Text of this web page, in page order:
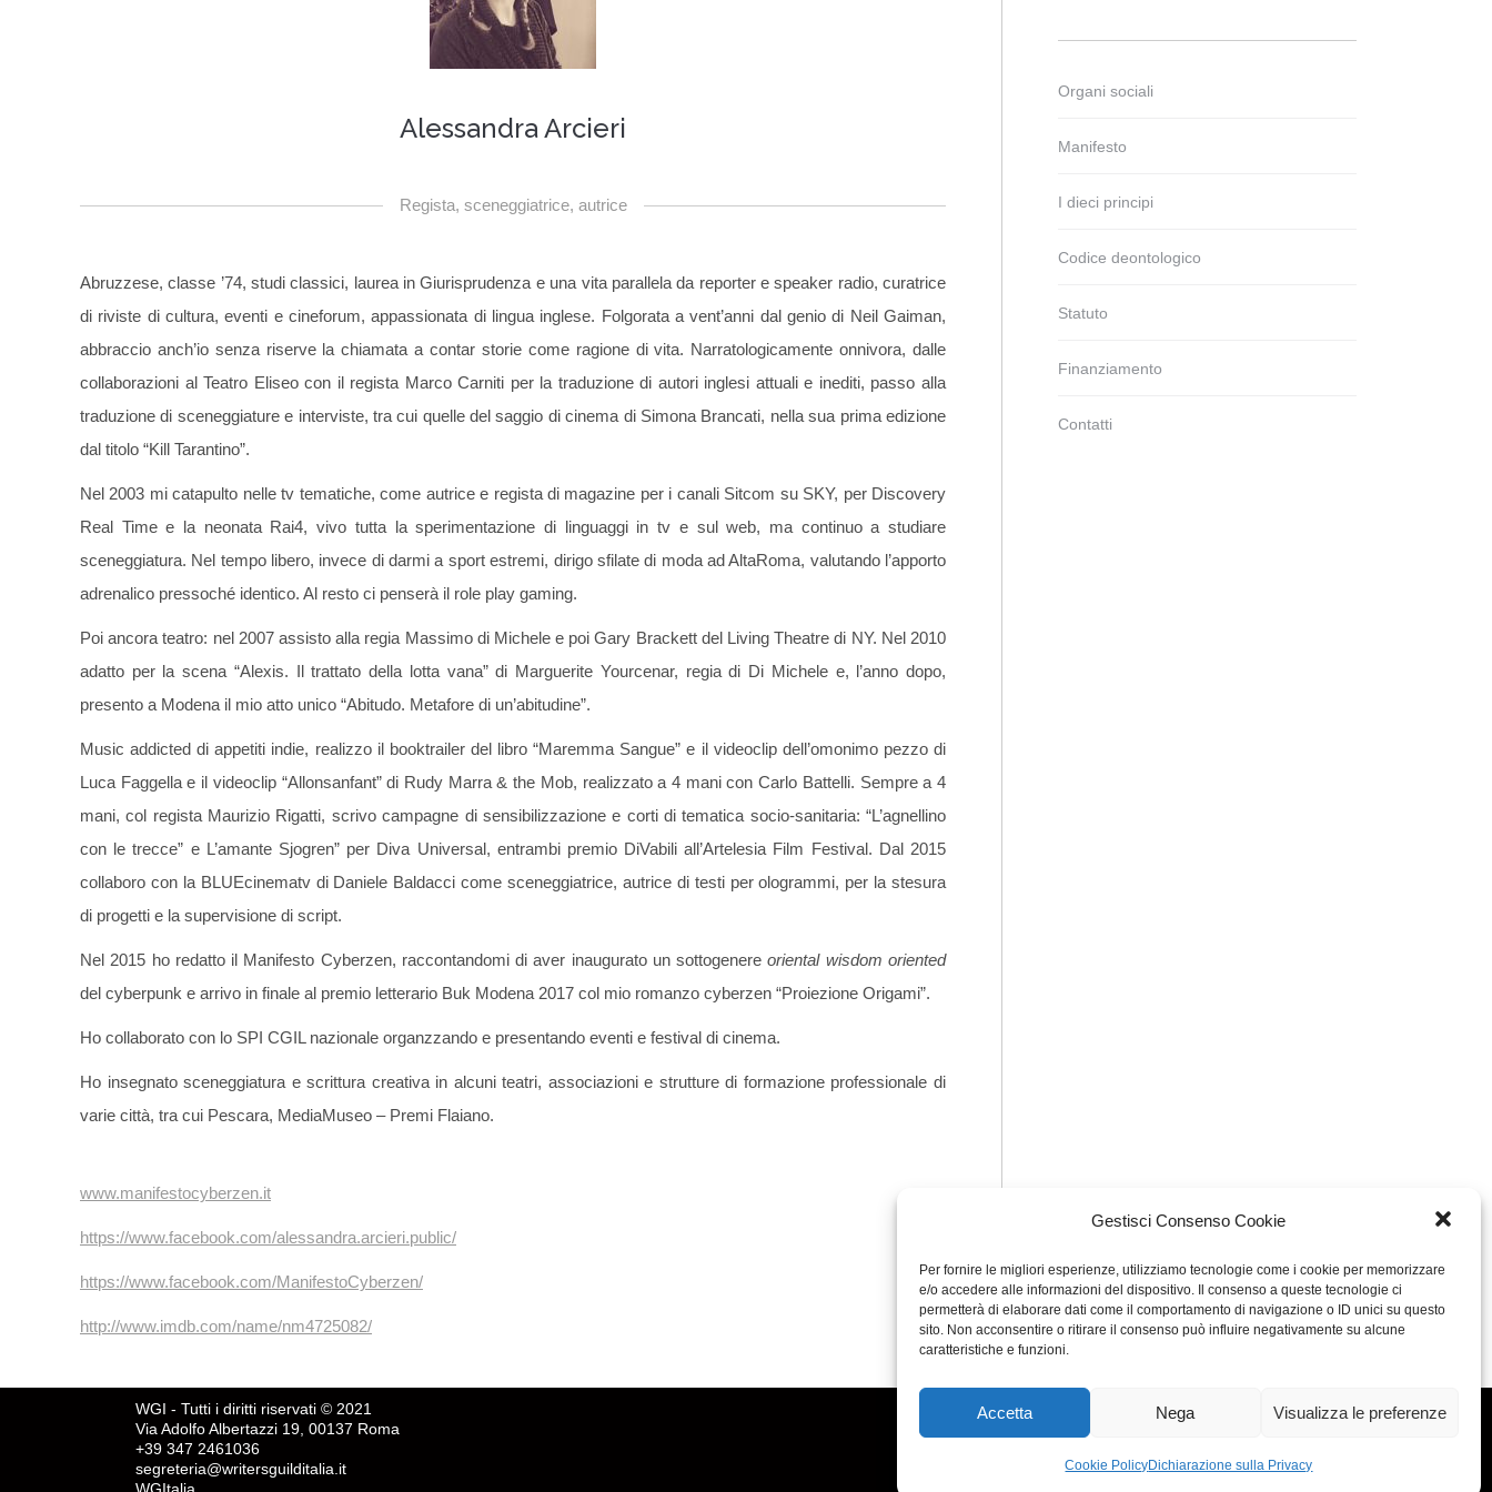
Gestisci Consenso Cookie
Per fornire le migliori esperienze, utilizziamo tecnologie come i cookie per memorizzare
e/o accedere alle informazioni del dispositivo. Il consenso a queste tecnologie ci
permetterà di elaborare dati come il comportamento di navigazione o ID unici su questo
sito. Non acconsentire o ritirare il consenso può influire negativamente su alcune
caratteristiche e funzioni.
Accetta Nega Visualizza le preferenze
Cookie PolicyDichiarazione sulla Privacy
Alessandra Arcieri
Regista, sceneggiatrice, autrice
Abruzzese, classe ’74, studi classici, laurea in Giurisprudenza e una vita parallela da reporter e speaker radio, curatrice
di riviste di cultura, eventi e cineforum, appassionata di lingua inglese. Folgorata a vent’anni dal genio di Neil Gaiman,
abbraccio anch’io senza riserve la chiamata a contar storie come ragione di vita. Narratologicamente onnivora, dalle
collaborazioni al Teatro Eliseo con il regista Marco Carniti per la traduzione di autori inglesi attuali e inediti, passo alla
traduzione di sceneggiature e interviste, tra cui quelle del saggio di cinema di Simona Brancati, nella sua prima edizione
dal titolo “Kill Tarantino”.
Nel 2003 mi catapulto nelle tv tematiche, come autrice e regista di magazine per i canali Sitcom su SKY, per Discovery
Real Time e la neonata Rai4, vivo tutta la sperimentazione di linguaggi in tv e sul web, ma continuo a studiare
sceneggiatura. Nel tempo libero, invece di darmi a sport estremi, dirigo sfilate di moda ad AltaRoma, valutando l’apporto
adrenalico pressoché identico. Al resto ci penserà il role play gaming.
Poi ancora teatro: nel 2007 assisto alla regia Massimo di Michele e poi Gary Brackett del Living Theatre di NY. Nel 2010
adatto per la scena “Alexis. Il trattato della lotta vana” di Marguerite Yourcenar, regia di Di Michele e, l’anno dopo,
presento a Modena il mio atto unico “Abitudo. Metafore di un’abitudine”.
Music addicted di appetiti indie, realizzo il booktrailer del libro “Maremma Sangue” e il videoclip dell’omonimo pezzo di
Luca Faggella e il videoclip “Allonsanfant” di Rudy Marra & the Mob, realizzato a 4 mani con Carlo Battelli. Sempre a 4
mani, col regista Maurizio Rigatti, scrivo campagne di sensibilizzazione e corti di tematica socio-sanitaria: “L’agnellino
con le trecce” e L’amante Sjogren” per Diva Universal, entrambi premio DiVabili all’Artelesia Film Festival. Dal 2015
collaboro con la BLUEcinematv di Daniele Baldacci come sceneggiatrice, autrice di testi per ologrammi, per la stesura
di progetti e la supervisione di script.
Nel 2015 ho redatto il Manifesto Cyberzen, raccontandomi di aver inaugurato un sottogenere oriental wisdom oriented
del cyberpunk e arrivo in finale al premio letterario Buk Modena 2017 col mio romanzo cyberzen “Proiezione Origami”.
Ho collaborato con lo SPI CGIL nazionale organzzando e presentando eventi e festival di cinema.
Ho insegnato sceneggiatura e scrittura creativa in alcuni teatri, associazioni e strutture di formazione professionale di
varie città, tra cui Pescara, MediaMuseo – Premi Flaiano.
www.manifestocyberzen.it
https://www.facebook.com/alessandra.arcieri.public/
https://www.facebook.com/ManifestoCyberzen/
http://www.imdb.com/name/nm4725082/
Organi sociali
Manifesto
I dieci principi
Codice deontologico
Statuto
Finanziamento
Contatti
WGI - Tutti i diritti riservati © 2021
Via Adolfo Albertazzi 19, 00137 Roma
+39 347 2461036
segreteria@writersguilditalia.it
Concept: Annamaria De Paola - Realizzazione:
Cookie & Privacy Policy